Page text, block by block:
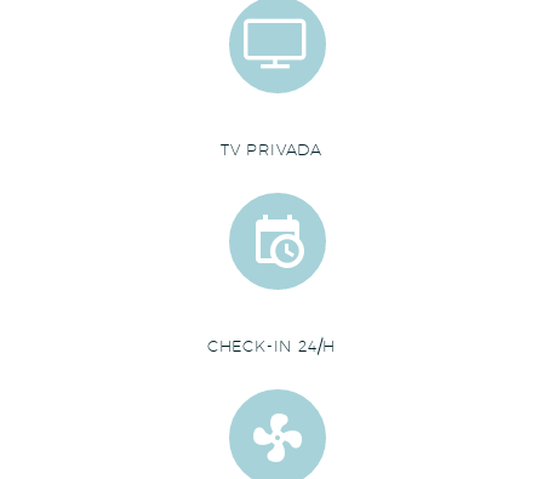


TV PRIVADA


CHECK-IN 24/H

